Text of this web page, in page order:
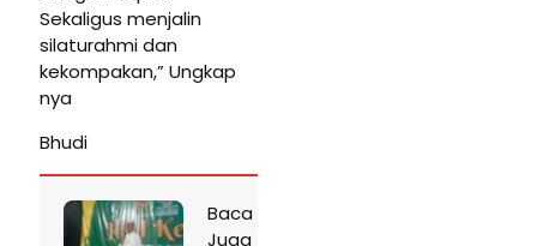
Sekaligus menjalin
silaturahmi dan
kekompakan,” Ungkap
nya
Bhudi
Baca
Juga